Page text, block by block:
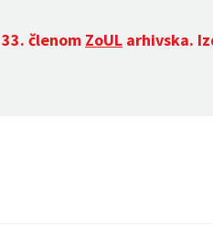
členom ZoUL arhivska.